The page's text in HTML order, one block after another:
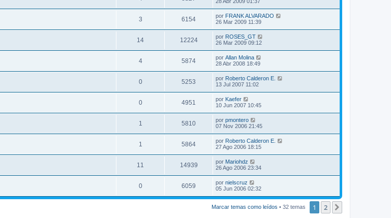
3 6154 por FRANK ALVARADO
26 Mar 2009 11:39
14 12224 por ROSES_GT
26 Mar 2009 09:12
4 5874 por Allan Molina
28 Abr 2008 18:49
0 5253 por Roberto Calderon E.
13 Jul 2007 11:02
0 4951 por Kaefer
10 Jun 2007 10:45
1 5810 por pmontero
07 Nov 2006 21:45
1 5864 por Roberto Calderon E.
27 Ago 2006 18:15
11 14939 por Mariohdz
26 Ago 2006 23:34
0 6059 por nielscruz
05 Jun 2006 02:32
Marcar temas como leídos • 32 temas 1 2